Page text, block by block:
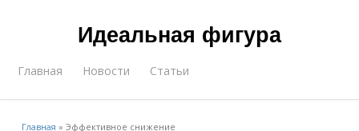
Идеальная фигура
Главная Новости Статьи
Главная »Эффективное снижение